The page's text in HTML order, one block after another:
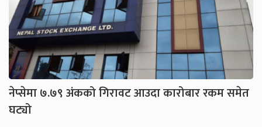
नेप्सेमा ७.७९ अंकको गिरावट आउदा कारोबार रकम समेत
घट्यो